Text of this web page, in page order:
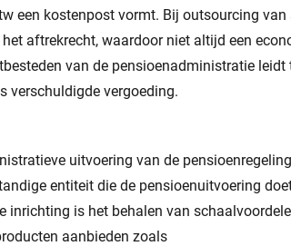
een kostenpost vormt. Bij outsourcing
aftrekrecht, waardoor niet altijd een
van de pensioenadministratie leidt
verschuldigde vergoeding.
uitvoering van de
entiteit die de pensioenuitvoering
inrichting is het behalen van
aanbieden zoals